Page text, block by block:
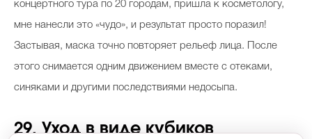
концертного тура по 20 городам, пришла к косметологу,
мне нанесли это «чудо», и результат просто поразил!
Застывая, маска точно повторяет рельеф лица. После
этого снимается одним движением вместе с отеками,
синяками и другими последствиями недосыпа.
29. Уход в виде кубиков